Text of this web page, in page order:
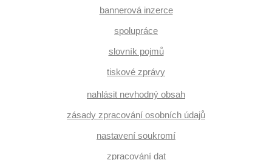
bannerová inzerce
spolupráce
slovník pojmů
tiskové zprávy
nahlásit nevhodný obsah
zásady zpracování osobních údajů
nastavení soukromí
zpracování dat